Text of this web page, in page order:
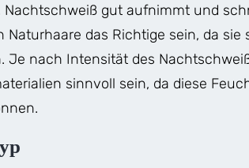
Nachtschweiß gut aufnimmt und
Naturhaare das Richtige sein, da
Je nach Intensität des
sinnvoll sein, da diese